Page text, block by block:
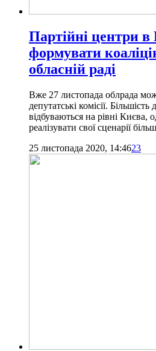
Партійні центри в
формувати
обласній раді
Вже 27 листопада облрада
депутатські комісії.
відбуваються на рівні Києва,
реалізувати свої сценарії
25 листопада 2020, 14:4623